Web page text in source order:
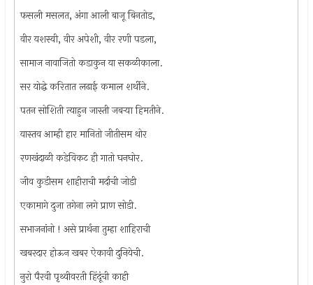
फसली मसलत, अंगा आली बाजू बिनतोड,
वीर यशस्वी, वीर अपेशी, वीर रणी पडला,
सामाज नावाजितो कडाकुन या सकळीकाला.
सर योद्धे करितात लढाई कमाल शर्थीने.
पतन सोशिती त्याहुन जास्ती जबर्‍या हिमतीने.
यास्तव आम्ही हार मानितो जीतीसम थोर
रणखंदाळी कडेविकट ही गातो घनघोर.
जीव कुडीसम शाहीराची मर्दाची जोडी
एकामागे दुजा तगेना लगे प्राण सोडी.
सभाजनांनो ! असे प्रार्थना तुम्हा शाहिराची
खबरदार होऊन खबर ऐकावी दुनियेची.
नुरो पैरवी पृथ्वीवरती हिंदूंची काही